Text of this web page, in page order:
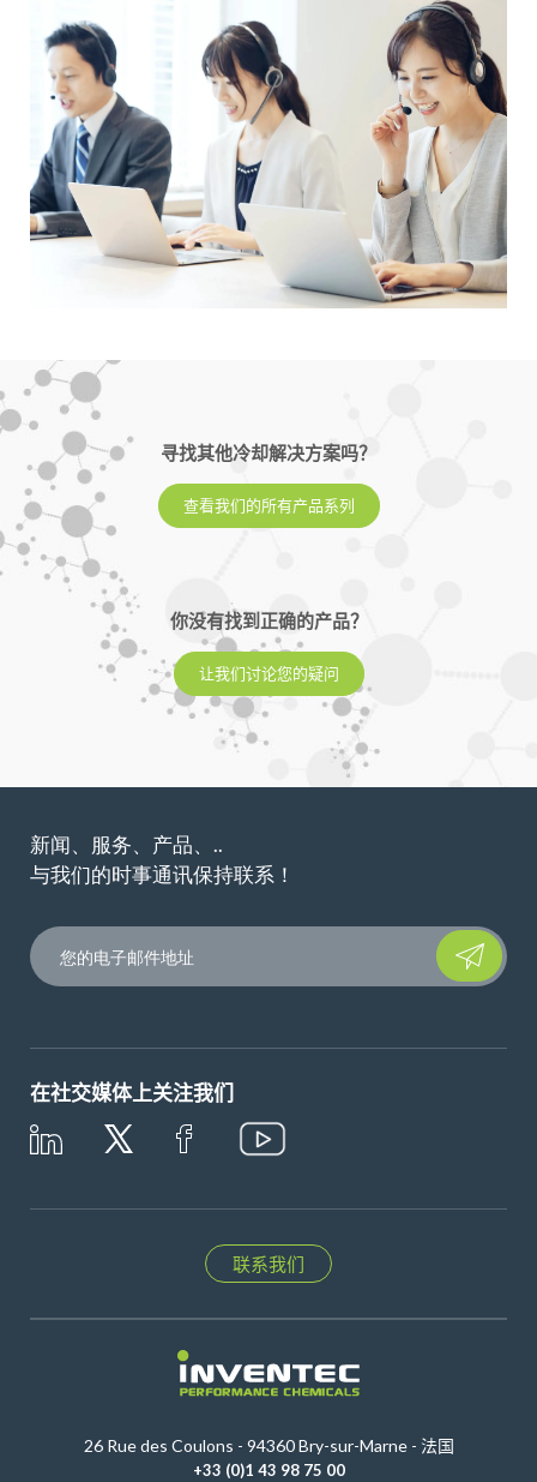
寻找其他冷却解决方案吗？
查看我们的所有产品系列
你没有找到正确的产品？
让我们讨论您的疑问
新闻、服务、产品、..
与我们的时事通讯保持联系！
Please
在社交媒体上关注我们
联系我们
26 Rue des Coulons - 94360 Bry-sur-Marne - 法国
+33 (0)1 43 98 75 00